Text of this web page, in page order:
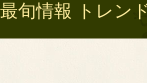
旬情報 トレン